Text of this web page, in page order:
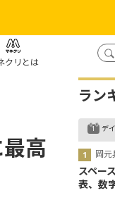
クリとは
高
ラン
デ
岡元
スペー
表、数